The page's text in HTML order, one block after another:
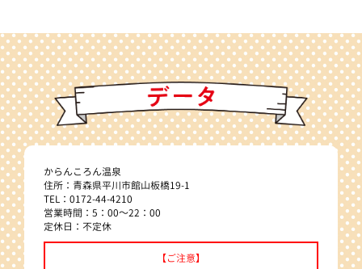
からんころん温泉
住所：青森県平川市館山板橋19-1
TEL：0172-44-4210
営業時間：5：00～22：00
定休日：不定休
【ご注意】